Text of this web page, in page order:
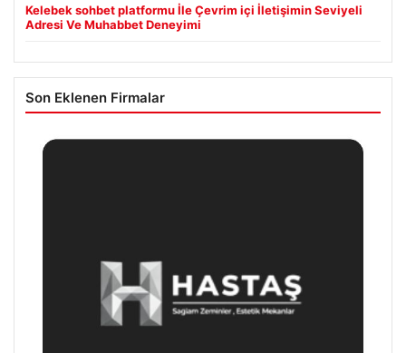
Kelebek sohbet platformu İle Çevrim içi İletişimin Seviyeli
Adresi Ve Muhabbet Deneyimi
Son Eklenen Firmalar